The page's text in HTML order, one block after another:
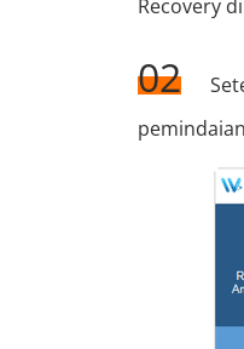
Recovery
02